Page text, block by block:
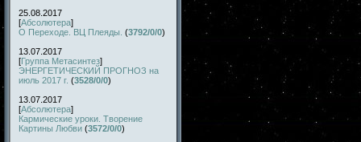
25.08.2017
[Абсолютера]
О Переходе. ВЦ Плеяды. (3792/0/0)
13.07.2017
[Группа Метасинтез]
ЭНЕРГЕТИЧЕСКИЙ ПРОГНОЗ на
июль 2017 г. (3528/0/0)
13.07.2017
[Абсолютера]
Кармические уроки. Творение
Картины Любви (3572/0/0)